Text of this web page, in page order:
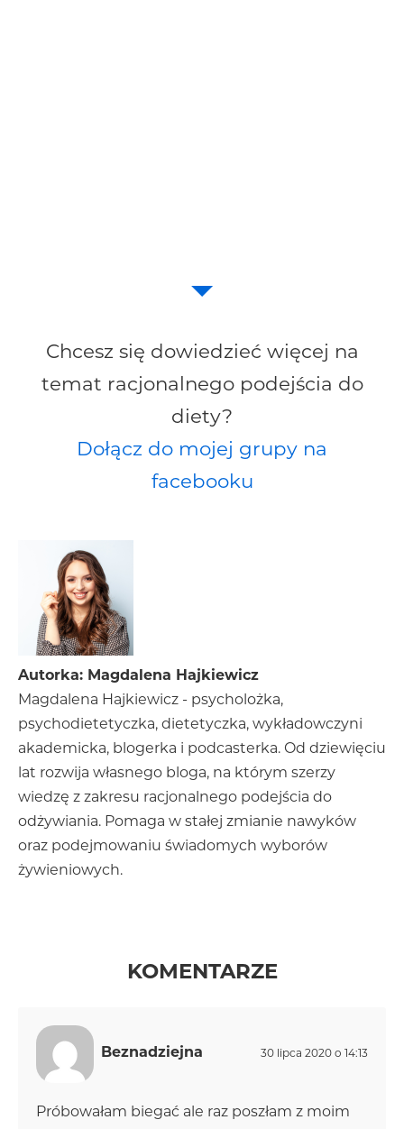
Chcesz się dowiedzieć więcej na
temat racjonalnego podejścia do
diety?
Dołącz do mojej grupy na
facebooku
Autorka: Magdalena Hajkiewicz
Magdalena Hajkiewicz - psycholożka,
psychodietetyczka, dietetyczka, wykładowczyni
akademicka, blogerka i podcasterka. Od dziewięciu
lat rozwija własnego bloga, na którym szerzy
wiedzę z zakresu racjonalnego podejścia do
odżywiania. Pomaga w stałej zmianie nawyków
oraz podejmowaniu świadomych wyborów
żywieniowych.
KOMENTARZE
Beznadziejna 30 lipca 2020 o 14:13
Próbowałam biegać ale raz poszłam z moim